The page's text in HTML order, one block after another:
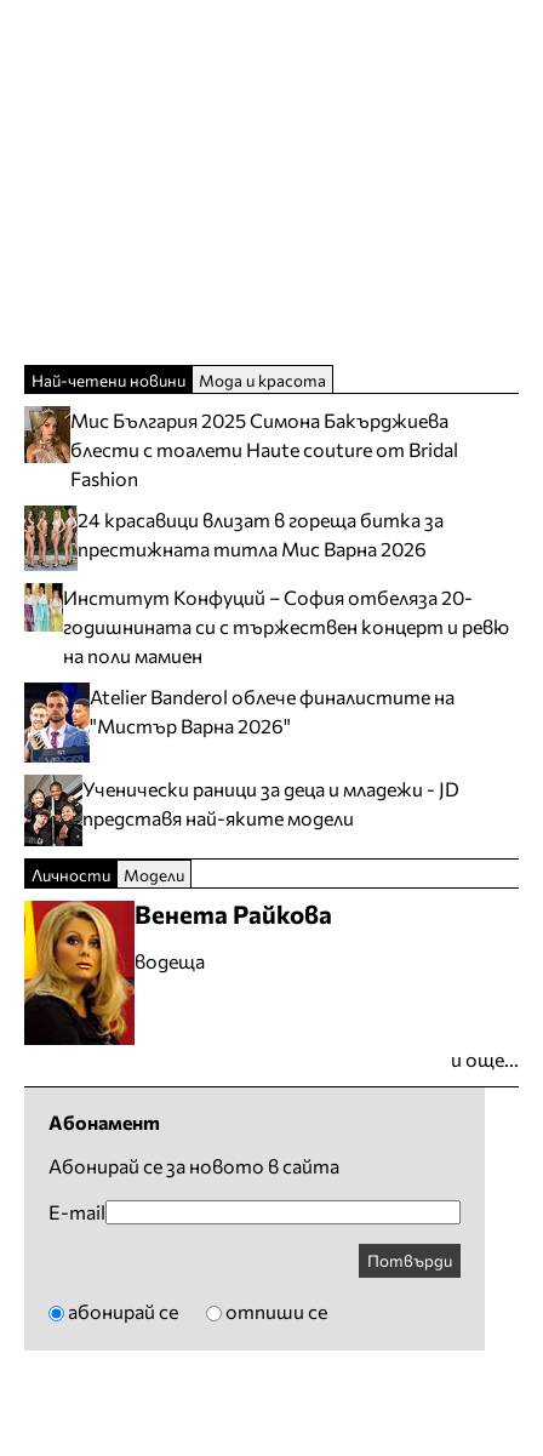
Най-четени новини Мода и красота
Мис България 2025 Симона Бакърджиева
блести с тоалети Haute couture от Bridal
Fashion
24 красавици влизат в гореща битка за
престижната титла Мис Варна 2026
Институт Конфуций – София отбеляза 20-
годишнината си с тържествен концерт и ревю
на поли мамиен
Atelier Banderol облече финалистите на
"Мистър Варна 2026"
Ученически раници за деца и младежи - JD
представя най-яките модели
Личности Модели
Венета Райкова
водеща
и още...
Абонамент
Абонирай се за новото в сайта
E-mail
Потвърди
абонирай се отпиши се